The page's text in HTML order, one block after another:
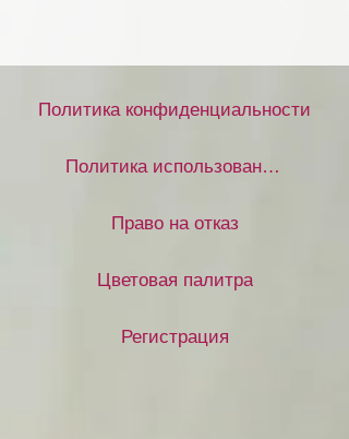
Политика конфиденциальности
Политика использования файлов cookie
Право на отказ
Цветовая палитра
Регистрация